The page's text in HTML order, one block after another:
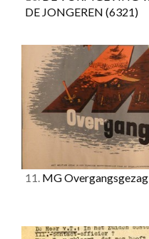
DE JONGEREN (6321)
11. MG Overgangsgezag